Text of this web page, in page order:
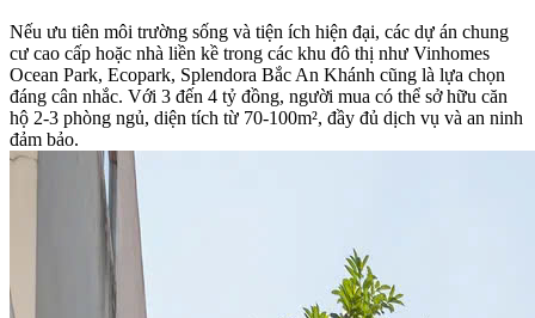
Nếu ưu tiên môi trường sống và tiện ích hiện đại, các dự án chung
cư cao cấp hoặc nhà liền kề trong các khu đô thị như Vinhomes
Ocean Park, Ecopark, Splendora Bắc An Khánh cũng là lựa chọn
đáng cân nhắc. Với 3 đến 4 tỷ đồng, người mua có thể sở hữu căn
hộ 2-3 phòng ngủ, diện tích từ 70-100m², đầy đủ dịch vụ và an ninh
đảm bảo.